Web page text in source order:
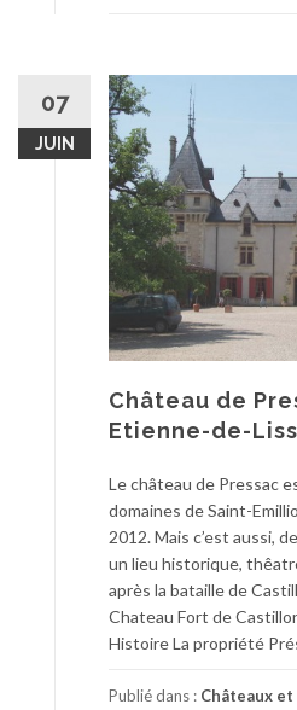
07
JUIN
Château de
Etienne-de-
Le château de Pressac
domaines de Saint-
2012. Mais c’est aussi,
un lieu historique,
après la bataille de
Chateau Fort de
Histoire La propriété
Publié dans : Châteaux et